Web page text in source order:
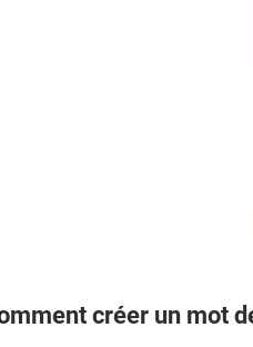
créer un mot